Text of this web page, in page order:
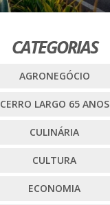
CATEGORIAS
AGRONEGÓCIO
CERRO LARGO 65 ANOS
CULINÁRIA
CULTURA
ECONOMIA